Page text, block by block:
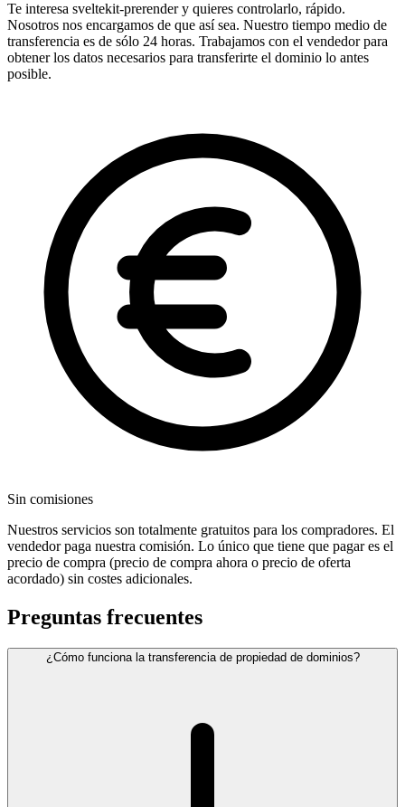
Te interesa sveltekit-prerender y quieres controlarlo, rápido.
Nosotros nos encargamos de que así sea. Nuestro tiempo medio de
transferencia es de sólo 24 horas. Trabajamos con el vendedor para
obtener los datos necesarios para transferirte el dominio lo antes
posible.
Sin comisiones
Nuestros servicios son totalmente gratuitos para los compradores. El
vendedor paga nuestra comisión. Lo único que tiene que pagar es el
precio de compra (precio de compra ahora o precio de oferta
acordado) sin costes adicionales.
Preguntas frecuentes
¿Cómo funciona la transferencia de propiedad de dominios?